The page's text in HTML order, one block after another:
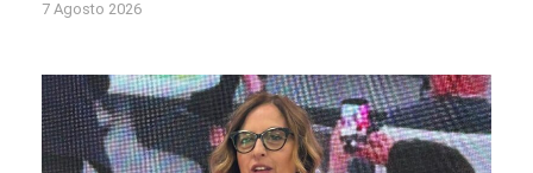
7 Agosto 2026